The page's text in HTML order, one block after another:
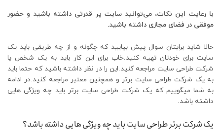
با رعایت این نکات، می‌توانید سایت پر قدرتی داشته باشید و حضور
موفقی در فضای مجازی داشته باشید.
حالا شاید برایتان سوال پیش بیایید که چگونه و از چه طریقی باید یک
سایت برای خودتان تهیه کنید.خاب برای این کار باید به یک شخص یا
شرکت طراحی سایت مراجعه کنید.این را در نظر داشته باشید که حتما باید
به یک شرکت طراحی سایت برتر و همچنین معتبر مراجعه کنید.در ادامه
به شما میگوییم که یک شرکت طراحی سایت برتر باید چه ویژگی هایی
داشته باشد.
یک شرکت برتر طراحی سایت باید چه ویژگی هایی داشته باشد؟